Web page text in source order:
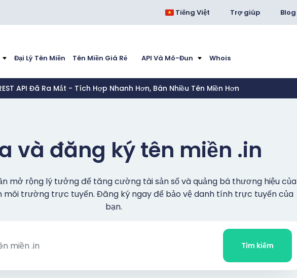
Tiếng Việt Trợ giúp Blog
Đại Lý Tên Miền Tên Miền Giá Rẻ API Và Mô-Đun Whois
API Đã Ra Mắt - Tích Hợp Nhanh Hơn, Bán Nhiều Tên Miền Hơn
và đăng ký tên miền .in
mở rộng lý tưởng để tăng cường tài sản số và quảng bá thương hiệu của
môi trường trực tuyến. Đăng ký ngay để bảo vệ danh tính trực tuyến của
bạn.
Tìm kiếm